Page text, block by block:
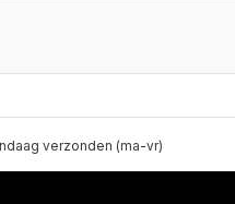
verzonden (ma-vr)